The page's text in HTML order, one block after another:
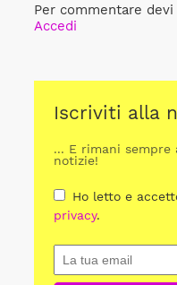
Per commentare
Accedi
Iscriviti alla
... E rimani sempre
notizie!
Ho letto e
privacy.